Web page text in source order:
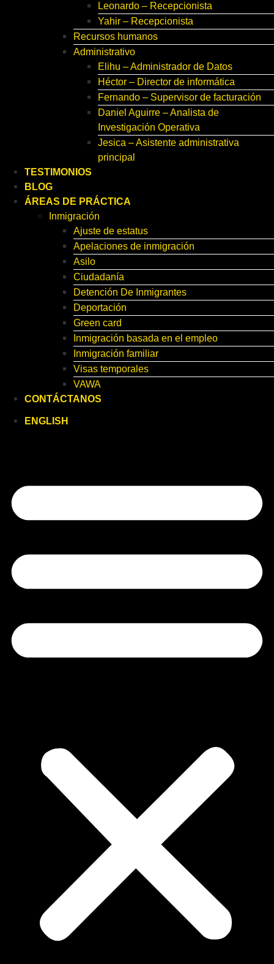
Leonardo – Recepcionista
Yahir – Recepcionista
Recursos humanos
Administrativo
Elihu – Administrador de Datos
Héctor – Director de informática
Fernando – Supervisor de facturación
Daniel Aguirre – Analista de
Investigación Operativa
Jesica – Asistente administrativa
principal
TESTIMONIOS
BLOG
ÁREAS DE PRÁCTICA
Inmigración
Ajuste de estatus
Apelaciones de inmigración
Asilo
Ciudadanía
Detención De Inmigrantes
Deportación
Green card
Inmigración basada en el empleo
Inmigración familiar
Visas temporales
VAWA
CONTÁCTANOS
ENGLISH